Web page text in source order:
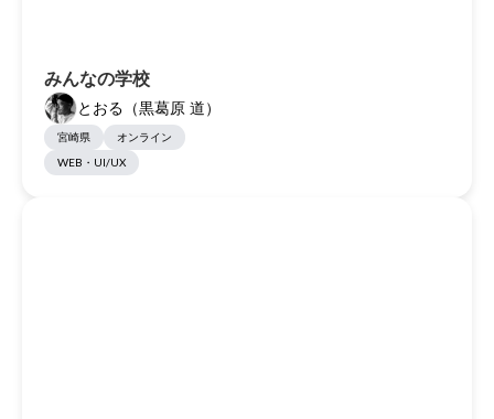
みんなの学校
とおる（黒葛原 道）
宮崎県
オンライン
WEB・UI/UX